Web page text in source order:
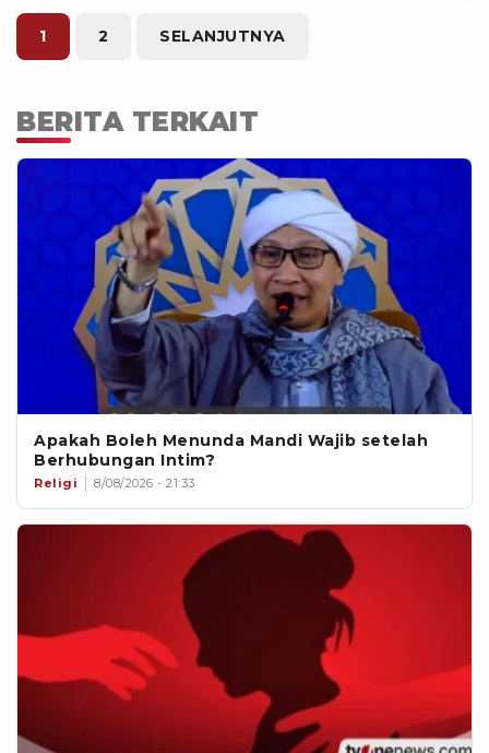
tindakannya termasuk bentuk bakti
dan kebaikan kepada orang tua.
1 2 SELANJUTNYA
BERITA TERKAIT
Apakah Boleh Menunda Mandi Wajib setelah
Berhubungan Intim?
Religi 8/08/2026 - 21:33